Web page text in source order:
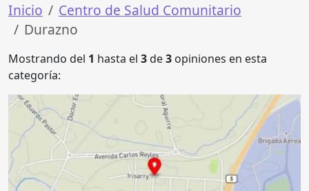
Inicio
Centro de Salud Comunitario
Durazno
Mostrando del 1 hasta el 3de3 opiniones en esta
categoría: